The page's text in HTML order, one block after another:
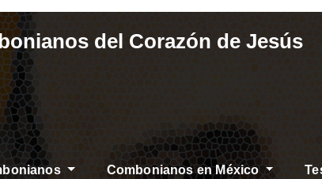
del Corazón de Jesús
Combonianos en México